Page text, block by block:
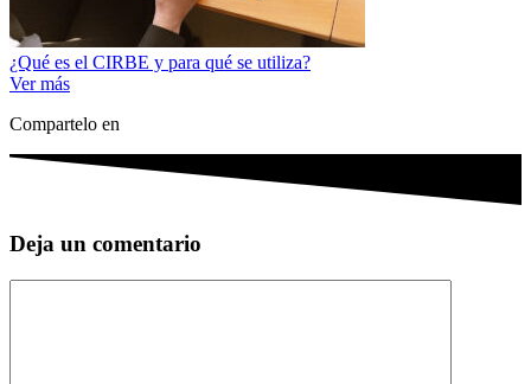
¿Qué es el CIRBE y para qué se utiliza?
Ver más
Compartelo en
Deja un comentario